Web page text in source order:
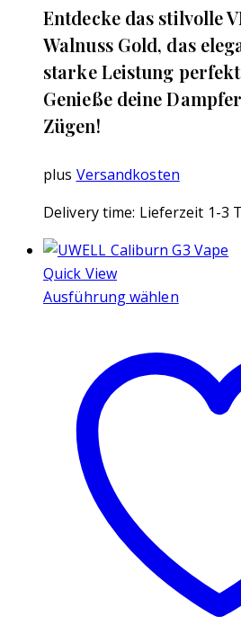
Entdecke das stilvolle
Walnuss Gold, das
starke Leistung
Genieße deine
Zügen!
plus Versandkosten
Delivery time: Lieferzeit 1-3
Quick View
Ausführung wählen
mehrere
Varianten
Optionen
können